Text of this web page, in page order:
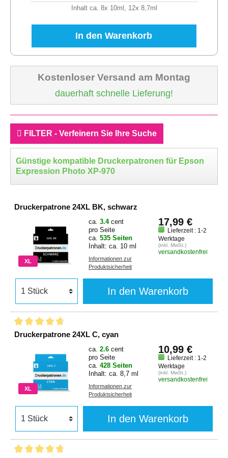
Inhalt ca. 8x 10ml, 12x 8,7ml
In den Warenkorb
Kostenloser Versand am Montag
dauerhaft schnelle Lieferung!
FILTER - Verfeinern Sie Ihre Suche
Günstige kompatible Druckerpatronen für Epson
Expression Photo XP-970
Druckerpatrone 24XL BK, schwarz
XL
ca. 3.4 cent
pro Seite
ca. 535 Seiten
Inhalt: ca. 10 ml
Informationen zur
Produktsicherheit
17,99 €
Lieferzeit : 1-2
Werktage
(inkl. MwSt.)
versandkostenfrei
In den Warenkorb
Druckerpatrone 24XL C, cyan
XL
ca. 2.6 cent
pro Seite
ca. 428 Seiten
Inhalt: ca. 8,7 ml
Informationen zur
Produktsicherheit
10,99 €
Lieferzeit : 1-2
Werktage
(inkl. MwSt.)
versandkostenfrei
In den Warenkorb